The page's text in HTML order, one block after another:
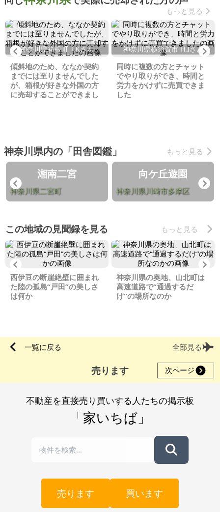
もっと見る
Previous
神奈川県箱根町 T.Kさん
傾斜地のため、ななか契約
までには至りませんでした
が、箱根が好きな外国の方
に売却することができまし
神奈川県横須賀市 H.Iさん
同時に複数の方とチャット
でやり取りができ、時間と
労力をかけずに売買できま
した
神奈川県内の「田舎図鑑」 もっと見る
湘南二宮
神奈川県二宮町
向ケ丘遊園
神奈川県川崎市多摩区
この地域の見聞録を見る もっと見る
Previous
西伊豆の断崖絶壁に囲まれ
た陸の孤島“戸田”の美しさ
は何か
神奈川県の奥地、山北町は
高速道路で“通過するだ
け”の場所なのか
一覧に戻る 全部見る
売ります 次ページ
不動産を直接売り買いする人たちの掲示板
「家いちば」
売ります 買います